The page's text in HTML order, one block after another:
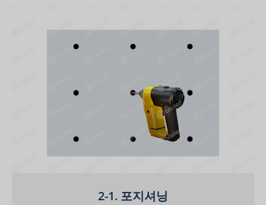
2-1. 포지셔닝